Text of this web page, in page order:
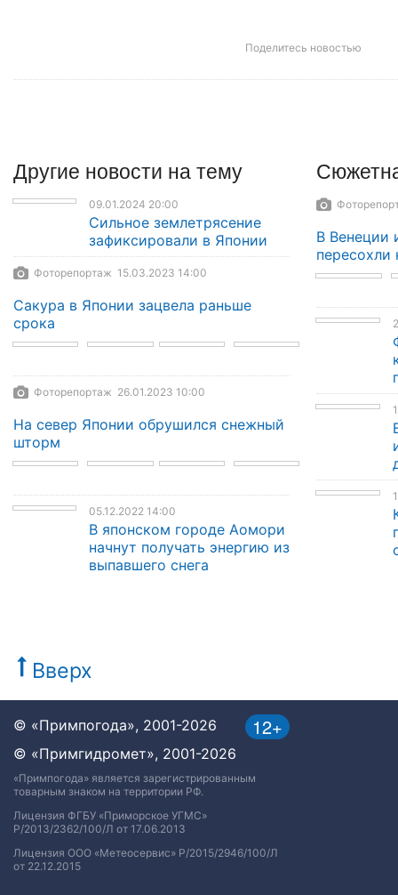
Поделитесь новостью
Другие новости на тему
09.01.2024 20:00
Сильное землетрясение
зафиксировали в Японии
Фоторепортаж 15.03.2023 14:00
Сакура в Японии зацвела раньше
срока
Фоторепортаж 26.01.2023 10:00
На север Японии обрушился снежный
шторм
05.12.2022 14:00
В японском городе Аомори
начнут получать энергию из
выпавшего снега
В Венеции
пересохли
Вверх
12+
© «Примпогода», 2001-2026
© «Примгидромет», 2001-2026
«Примпогода» является зарегистрированным
товарным знаком на территории РФ.
Лицензия ФГБУ «Приморское УГМС»
Р/2013/2362/100/Л от 17.06.2013
Лицензия ООО «Метеосервис» Р/2015/2946/100/Л
от 22.12.2015